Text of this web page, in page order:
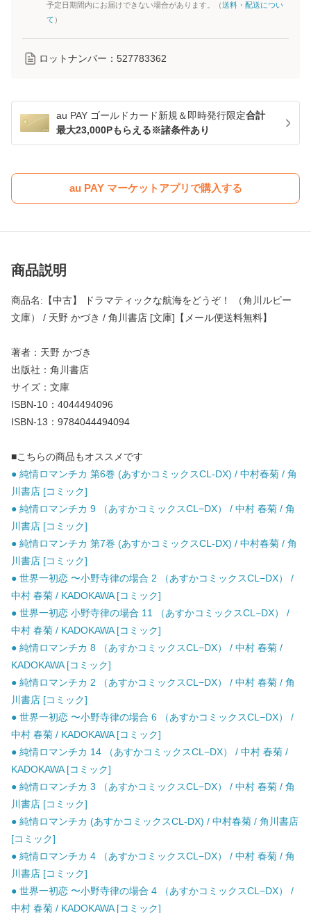
予定日期間内にお届けできない場合があります。（送料・配送につい
て ）
ロットナンバー： 527783362
au PAY ゴールドカード新規＆即時発行限定合計
最大23,000Pもらえる※諸条件あり
au PAY マーケットアプリで購入する
商品説明
商品名:【中古】 ドラマティックな航海をどうぞ！ （角川ルビー
文庫） / 天野 かづき / 角川書店 [文庫]【メール便送料無料】
著者：天野 かづき
出版社：角川書店
サイズ：文庫
ISBN-10：4044494096
ISBN-13：9784044494094
■こちらの商品もオススメです
● 純情ロマンチカ 第6巻 (あすかコミックスCL-DX) / 中村春菊 / 角
川書店 [コミック]
● 純情ロマンチカ 9 （あすかコミックスCL−DX） / 中村 春菊 / 角
川書店 [コミック]
● 純情ロマンチカ 第7巻 (あすかコミックスCL-DX) / 中村春菊 / 角
川書店 [コミック]
● 世界一初恋 〜小野寺律の場合 2 （あすかコミックスCL−DX） /
中村 春菊 / KADOKAWA [コミック]
● 世界一初恋 小野寺律の場合 11 （あすかコミックスCL−DX） /
中村 春菊 / KADOKAWA [コミック]
● 純情ロマンチカ 8 （あすかコミックスCL−DX） / 中村 春菊 /
KADOKAWA [コミック]
● 純情ロマンチカ 2 （あすかコミックスCL−DX） / 中村 春菊 / 角
川書店 [コミック]
● 世界一初恋 〜小野寺律の場合 6 （あすかコミックスCL−DX） /
中村 春菊 / KADOKAWA [コミック]
● 純情ロマンチカ 14 （あすかコミックスCL−DX） / 中村 春菊 /
KADOKAWA [コミック]
● 純情ロマンチカ 3 （あすかコミックスCL−DX） / 中村 春菊 / 角
川書店 [コミック]
● 純情ロマンチカ (あすかコミックスCL-DX) / 中村春菊 / 角川書店
[コミック]
● 純情ロマンチカ 4 （あすかコミックスCL−DX） / 中村 春菊 / 角
川書店 [コミック]
● 世界一初恋 〜小野寺律の場合 4 （あすかコミックスCL−DX） /
中村 春菊 / KADOKAWA [コミック]